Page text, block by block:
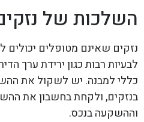
השלכות של
נזקים שאינם מטופלים יכולים
לבעיות רבות כגון ירידת ערך
כללי למבנה. יש לשקול את
בנזקים, ולקחת בחשבון את
וההשקעה בנכס.